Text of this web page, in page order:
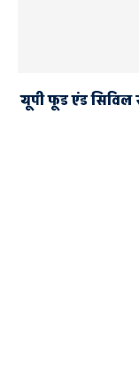
यूपी फूड एंड